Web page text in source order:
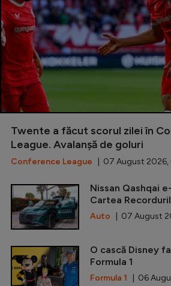
Twente a făcut scorul zilei în
League. Avalanșă de goluri
Conference League | 07 August 2026,
Nissan Qashqai
Cartea
Auto | 07 August
O cască Disney
Formula 1
Formula 1 | 06